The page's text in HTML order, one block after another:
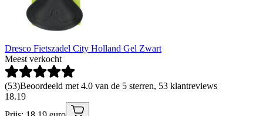
Dresco Fietszadel City Holland Gel Zwart
Meest verkocht
(53)Beoordeeld met 4.0 van de 5 sterren, 53 klantreviews
18.19